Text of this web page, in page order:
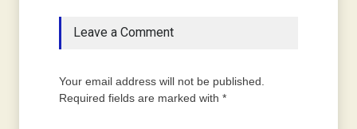
Leave a Comment
Your email address will not be published.
Required fields are marked with *